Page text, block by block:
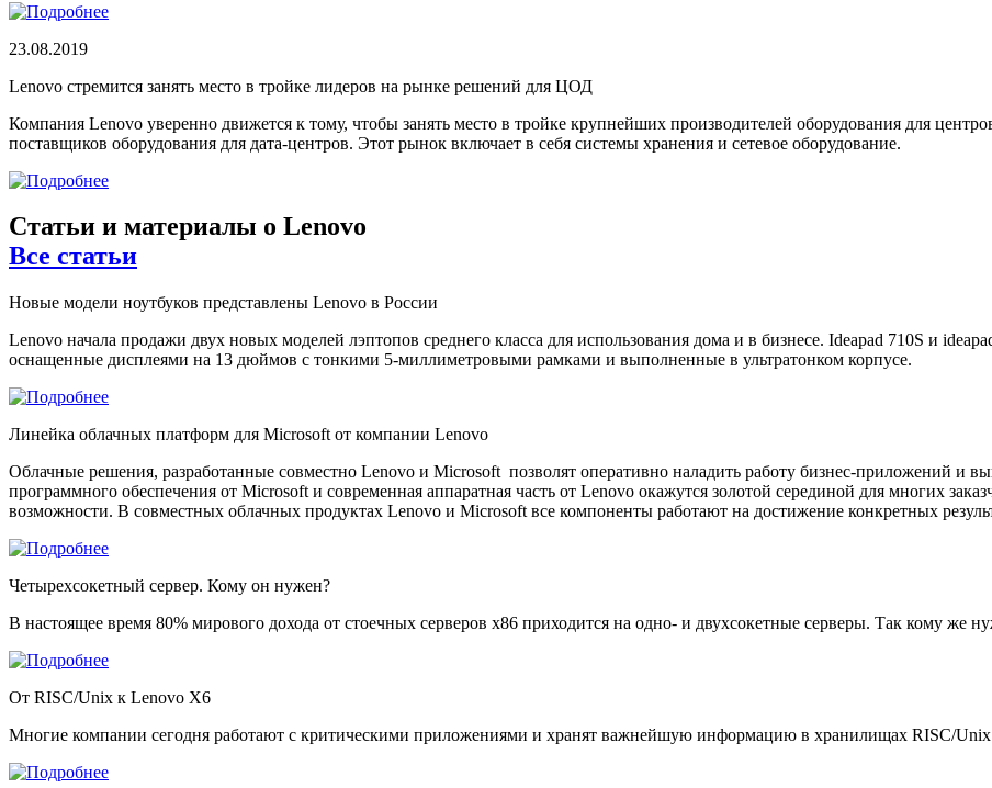
23.08.2019
Lenovo стремится занять место в тройке лидеров на рынке решений для ЦОД
Компания Lenovo уверенно движется к тому, чтобы занять место в тройке крупнейших производителей оборудования для
поставщиков оборудования для дата-центров. Этот рынок включает в себя системы хранения и сетевое оборудование.
Статьи и материалы о Lenovo
Все статьи
Новые модели ноутбуков представлены Lenovo в России
Lenovo начала продажи двух новых моделей лэптопов среднего класса для использования дома и в бизнесе. Ideapad 710S и
оснащенные дисплеями на 13 дюймов с тонкими 5-миллиметровыми рамками и выполненные в ультратонком корпусе.
Линейка облачных платформ для Microsoft от компании Lenovo
Облачные решения, разработанные совместно Lenovo и Microsoft позволят оперативно наладить работу бизнес-приложений и
программного обеспечения от Microsoft и современная аппаратная часть от Lenovo окажутся золотой серединой для многих
возможности. В совместных облачных продуктах Lenovo и Microsoft все компоненты работают на достижение конкретных
Четырехсокетный сервер. Кому он нужен?
В настоящее время 80% мирового дохода от стоечных серверов x86 приходится на одно- и двухсокетные серверы. Так кому же
От RISC/Unix к Lenovo X6
Многие компании сегодня работают с критическими приложениями и хранят важнейшую информацию в хранилищах RISC/